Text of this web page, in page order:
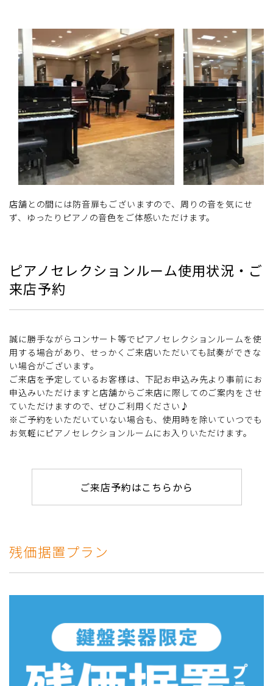
店舗との間には防音扉もございますので、周りの音を気にせ
ず、ゆったりピアノの音色をご体感いただけます。
ピアノセレクションルーム使用状況・ご
来店予約
誠に勝手ながらコンサート等でピアノセレクションルームを使
用する場合があり、せっかくご来店いただいても試奏ができな
い場合がございます。
ご来店を予定しているお客様は、下記お申込み先より事前にお
申込みいただけますと店舗からご来店に際してのご案内をさせ
ていただけますので、ぜひご利用ください♪
※ご予約をいただいていない場合も、使用時を除いていつでも
お気軽にピアノセレクションルームにお入りいただけます。
ご来店予約はこちらから
残価据置プラン